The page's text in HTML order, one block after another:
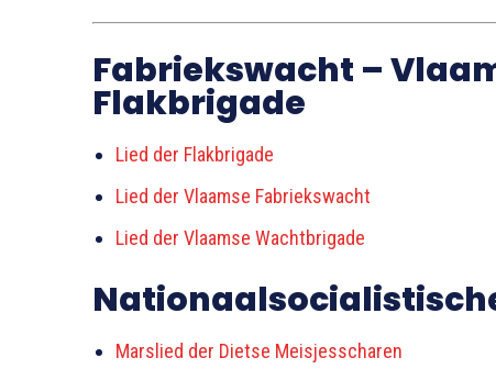
Fabriekswacht –
Flakbrigade
Lied der Flakbrigade
Lied der Vlaamse Fabriekswacht
Lied der Vlaamse Wachtbrigade
Marslied der Dietse Meisjesscharen